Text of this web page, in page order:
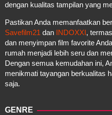
dengan kualitas tampilan yang
Pastikan Anda memanfaatkan
Savefilm21 dan INDOXXI,
dan menyimpan film favorite
rumah menjadi lebih seru dan
Dengan semua kemudahan ini,
menikmati tayangan berkualitas
saja.
GENRE